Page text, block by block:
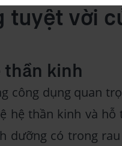
tuyệt vời
thần kinh
công dụng quan
hệ thần kinh và
dưỡng có trong